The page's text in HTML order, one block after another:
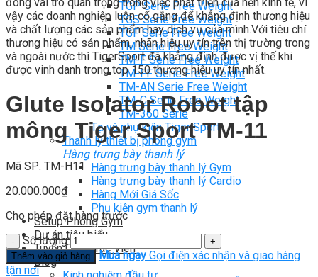
TGP Serie Free Weight
TGS Serie Free Weight
TGF Serie Free Weight
TM Serie Free Weight
TM-F Serie Free Weight
TM-FF Serie Free Weight
TM-AN Serie Free Weight
TM-C Serie Free Weight
TM-360 Serie
Tạ và phụ kiện Tiger Sport
Thanh lý thiết bị phòng gym
Hàng trưng bày thanh lý
Hàng trưng bày thanh lý Gym
Hàng trưng bày thanh lý Cardio
Hàng Mới Giá Sốc
Phụ kiện gym thanh lý
Setup Phòng Gym
Dự án tiêu biểu
Tuyển Cộng Tác Viên
Blog
vậy các doanh nghiệp luôn cố gắng để khẳng định thương hiệu
và chất lượng các sản phẩm hay dịch vụ của mình.Với tiêu chí
thương hiệu có sản phẩm, nhãn hiệu uy tín trên thị trường trong
và ngoài nước thì TigerSport đã khẳng định được vị thế khi
được vinh danh trong top 150 thương hiệu uy tín nhất.
Glute Isolator Robot tập
mông Tiger Sport TM-11
Mã SP: TM-H11
20.000.000₫
Cho phép đặt hàng trước
Số lượng
Thêm vào giỏ hàng Mua ngay Gọi điện xác nhận và giao hàng
tận nơi